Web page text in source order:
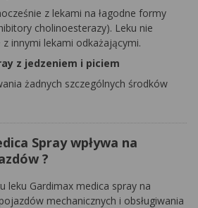
z lekami na łagodne formy
cholinoesterazy). Leku nie
innymi lekami odkażającymi.
z jedzeniem i piciem
żadnych szczególnych środków
Spray wpływa na
?
leku Gardimax medica spray na
mechanicznych i obsługiwania